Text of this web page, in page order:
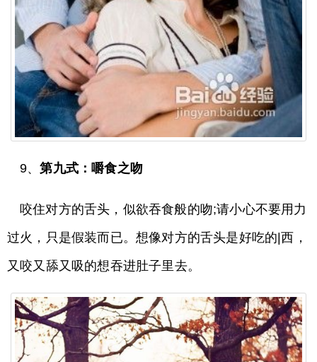
9、第九式：嚼食之吻
咬住对方的舌头，似欲吞食般的吻;请小心不要用力
过火，只是假装而已。想像对方的舌头是好吃的|西，
又咬又舔又吸的想吞进肚子里去。